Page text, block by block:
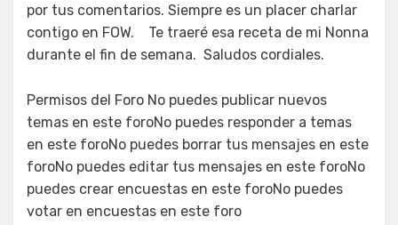
por tus comentarios. Siempre es un placer charlar
contigo en FOW. Te traeré esa receta de mi Nonna
durante el fin de semana. Saludos cordiales.
Permisos del Foro No puedes publicar nuevos
temas en este foroNo puedes responder a temas
en este foroNo puedes borrar tus mensajes en este
foroNo puedes editar tus mensajes en este foroNo
puedes crear encuestas en este foroNo puedes
votar en encuestas en este foro